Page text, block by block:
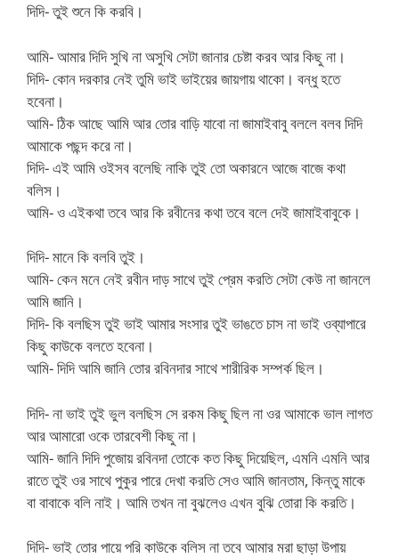
দিদি- তুই শুনে কি করবি।
আমি- আমার দিদি সুখি না অসুখি সেটা জানার চেষ্টা করব আর কিছু না।
দিদি- কোন দরকার নেই তুমি ভাই ভাইয়ের জায়গায় থাকো। বন্ধু হতে
হবেনা।
আমি- ঠিক আছে আমি আর তোর বাড়ি যাবো না জামাইবাবু বললে বলব দিদি
আমাকে পছন্দ করে না।
দিদি- এই আমি ওইসব বলেছি নাকি তুই তো অকারনে আজে বাজে কথা
বলিস।
আমি- ও এইকথা তবে আর কি রবীনের কথা তবে বলে দেই জামাইবাবুকে।
দিদি- মানে কি বলবি তুই।
আমি- কেন মনে নেই রবীন দাড় সাথে তুই প্রেম করতি সেটা কেউ না জানলে
আমি জানি।
দিদি- কি বলছিস তুই ভাই আমার সংসার তুই ভাঙতে চাস না ভাই ওব্যাপারে
কিছু কাউকে বলতে হবেনা।
আমি- দিদি আমি জানি তোর রবিনদার সাথে শারীরিক সম্পর্ক ছিল।
দিদি- না ভাই তুই ভুল বলছিস সে রকম কিছু ছিল না ওর আমাকে ভাল লাগত
আর আমারো ওকে তারবেশী কিছু না।
আমি- জানি দিদি পুজোয় রবিনদা তোকে কত কিছু দিয়েছিল, এমনি এমনি আর
রাতে তুই ওর সাথে পুকুর পারে দেখা করতি সেও আমি জানতাম, কিন্তু মাকে
বা বাবাকে বলি নাই। আমি তখন না বুঝলেও এখন বুঝি তোরা কি করতি।
দিদি- ভাই তোর পায়ে পরি কাউকে বলিস না তবে আমার মরা ছাড়া উপায়